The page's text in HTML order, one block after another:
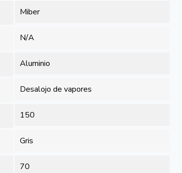
Miber
N/A
Aluminio
Desalojo de vapores
150
Gris
70